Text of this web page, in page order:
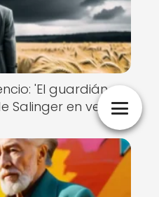
'El guardián
Salinger en verso